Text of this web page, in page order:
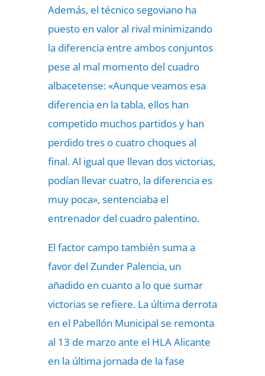
Además, el técnico segoviano ha
puesto en valor al rival minimizando
la diferencia entre ambos conjuntos
pese al mal momento del cuadro
albacetense: «Aunque veamos esa
diferencia en la tabla, ellos han
competido muchos partidos y han
perdido tres o cuatro choques al
final. Al igual que llevan dos victorias,
podían llevar cuatro, la diferencia es
muy poca», sentenciaba el
entrenador del cuadro palentino.
El factor campo también suma a
favor del Zunder Palencia, un
añadido en cuanto a lo que sumar
victorias se refiere. La última derrota
en el Pabellón Municipal se remonta
al 13 de marzo ante el HLA Alicante
en la última jornada de la fase